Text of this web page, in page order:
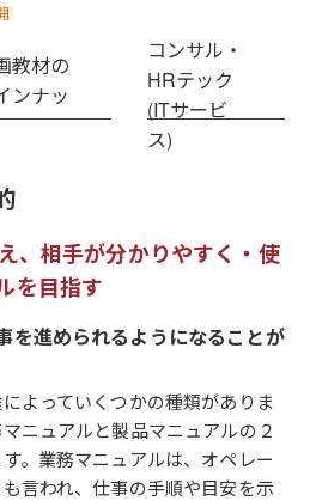
教材の
ンナッ
コンサル・
HRテック
(ITサービ
ス)
、相手が分かりやすく・使
を目指す
を進められるようになることが
よっていくつかの種類がありま
ニュアルと製品マニュアルの２
。業務マニュアルは、オペレー
言われ、仕事の手順や目安を示